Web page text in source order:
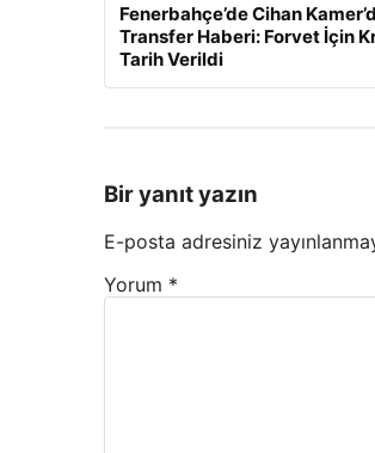
Fenerbahçe’de Cihan
Transfer Haberi: Forvet İçin
Tarih Verildi
Bir yanıt yazın
E-posta adresiniz
Yorum *